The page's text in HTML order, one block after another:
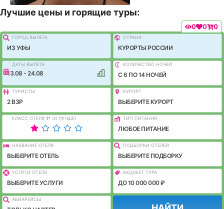
Лучшие цены и горящие туры:
0 0 0
ГОРОД ВЫЛEТА
ИЗ УФЫ
СТРАНА
КУРОРТЫ РОССИИ
ДАТЫ ВЫЛЕТА
13.08 - 24.08
КОЛИЧЕСТВО НОЧЕЙ
C 6 ПО 14 НОЧЕЙ
ТУРИСТЫ
2 ВЗР
КУРОРТ
ВЫБЕРИТЕ КУРОРТ
КЛАСС ОТЕЛЯ 1* (И ЛУЧШЕ) ТИП ПИТАНИЯ
ЛЮБОЕ ПИТАНИЕ
НАЗВАНИЕ ОТЕЛЯ
ВЫБЕРИТЕ ОТЕЛЬ
ПОДБОРКИ ОТЕЛЕЙ
ВЫБЕРИТЕ ПОДБОРКУ
УСЛУГИ ОТЕЛЯ
ВЫБЕРИТЕ УСЛУГИ
БЮДЖЕТ ТУРА
ДО 10 000 000 ₽
АВИАРЕЙСЫ